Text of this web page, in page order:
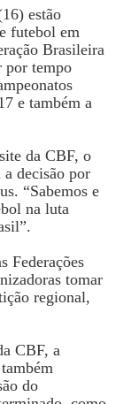
estão
futebol em
Brasileira
por tempo
e também a
da CBF, o
decisão por
“Sabemos e
na luta
Federações
tomar
regional,
CBF, a
do